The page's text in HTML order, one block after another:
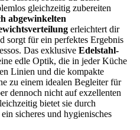
gleichzeitig zubereiten
abgewinkelten
erleichtert dir
sorgt für ein perfektes Ergebnis
Das exklusiveEdelstahl-
edle Optik, die in jeder Küche
Linien und die kompakte
zu einem idealen Begleiter für
dennoch nicht auf exzellenten
bietet sie durch
ein sicheres und hygienisches